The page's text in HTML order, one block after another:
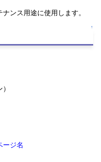
ンス用途に使用します。
↑
ージ名